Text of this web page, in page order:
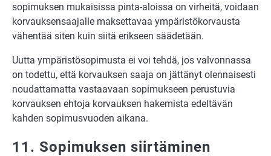
sopimuksen mukaisissa pinta-aloissa on virheitä, voidaan
korvauksensaajalle maksettavaa ympäristökorvausta
vähentää siten kuin siitä erikseen säädetään.
Uutta ympäristösopimusta ei voi tehdä, jos valvonnassa
on todettu, että korvauksen saaja on jättänyt olennaisesti
noudattamatta vastaavaan sopimukseen perustuvia
korvauksen ehtoja korvauksen hakemista edeltävän
kahden sopimusvuoden aikana.
11. Sopimuksen siirtäminen